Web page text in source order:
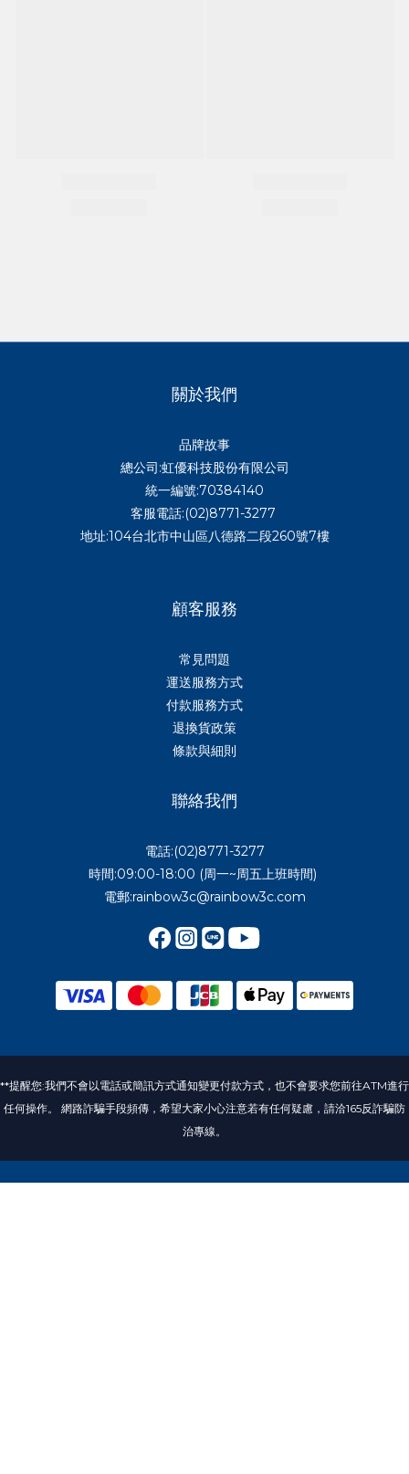
關於我們
品牌故事
總公司:虹優科技股份有限公司
統一編號:70384140
客服電話:(02)8771-3277
地址:104台北市中山區八德路二段260號7樓
顧客服務
常見問題
運送服務方式
付款服務方式
退換貨政策
條款與細則
聯絡我們
電話:(02)8771-3277
時間:09:00-18:00 (周一~周五上班時間)
電郵:rainbow3c@rainbow3c.com
**提醒您:我們不會以電話或簡訊方式通知變更付款方式，也不會要求您前往ATM進行
任何操作。 網路詐騙手段頻傳，希望大家小心注意若有任何疑慮，請洽165反詐騙防
治專線。